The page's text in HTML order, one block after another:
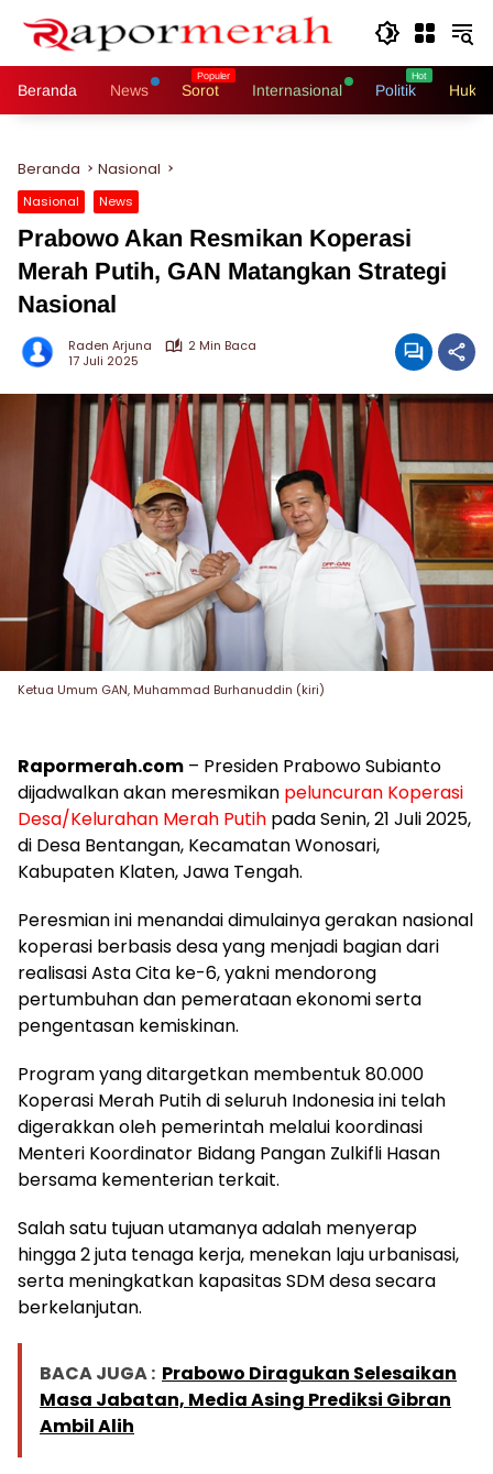
Beranda News Sorot Internasional Politik
Beranda Nasional
Nasional News
Prabowo Akan Resmikan Koperasi
Merah Putih, GAN Matangkan Strategi
Nasional
Raden Arjuna
2 Min Baca
17 Juli 2025
Ketua Umum GAN, Muhammad Burhanuddin (kiri)
Rapormerah.com – Presiden Prabowo Subianto
dijadwalkan akan meresmikan peluncuran Koperasi
Desa/Kelurahan Merah Putih pada Senin, 21 Juli 2025,
di Desa Bentangan, Kecamatan Wonosari,
Kabupaten Klaten, Jawa Tengah.
Peresmian ini menandai dimulainya gerakan nasional
koperasi berbasis desa yang menjadi bagian dari
realisasi Asta Cita ke-6, yakni mendorong
pertumbuhan dan pemerataan ekonomi serta
pengentasan kemiskinan.
Program yang ditargetkan membentuk 80.000
Koperasi Merah Putih di seluruh Indonesia ini telah
digerakkan oleh pemerintah melalui koordinasi
Menteri Koordinator Bidang Pangan Zulkifli Hasan
bersama kementerian terkait.
Salah satu tujuan utamanya adalah menyerap
hingga 2 juta tenaga kerja, menekan laju urbanisasi,
serta meningkatkan kapasitas SDM desa secara
berkelanjutan.
BACA JUGA : Prabowo Diragukan Selesaikan
Masa Jabatan, Media Asing Prediksi Gibran
Ambil Alih